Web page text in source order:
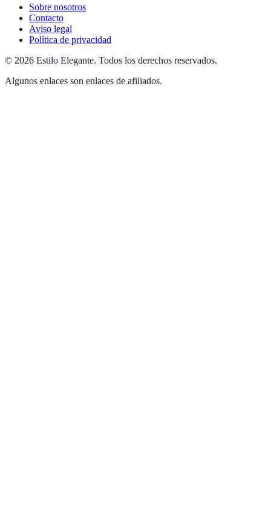
Sobre nosotros
Contacto
Aviso legal
Política de privacidad
© 2026 Estilo Elegante. Todos los derechos reservados.
Algunos enlaces son enlaces de afiliados.